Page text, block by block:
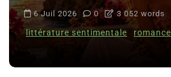
6 Juil 2026 0 3 052 words
littérature sentimentale romance